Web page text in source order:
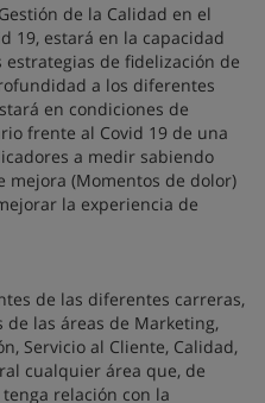
de la Calidad en el
19, estará en la capacidad
de fidelización de
a los diferentes
en condiciones de
frente al Covid 19 de una
a medir sabiendo
(Momentos de dolor)
la experiencia de
de las diferentes carreras,
las áreas de Marketing,
Servicio al Cliente, Calidad,
cualquier área que, de
relación con la